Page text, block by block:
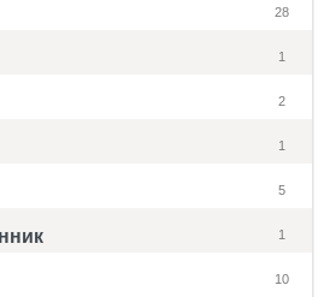
28
1
2
1
5
1
10